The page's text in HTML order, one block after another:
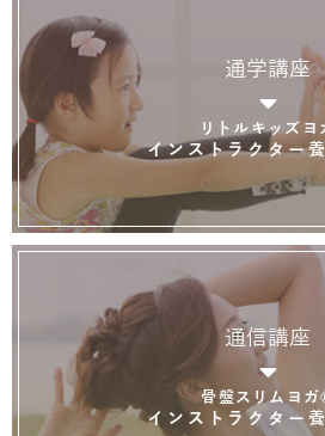
通学講座
リトルキッズヨ
インストラクター
通信講座
骨盤スリムヨ
インストラクター